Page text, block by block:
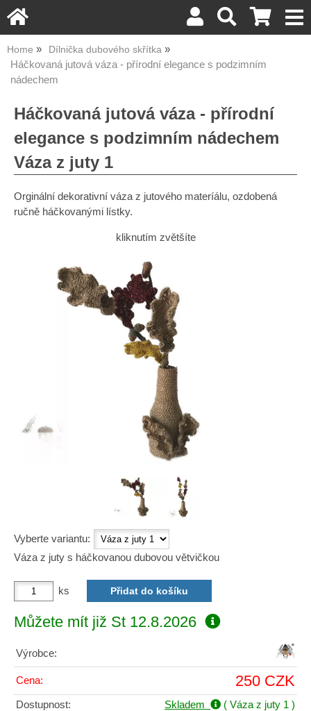
Home Dílnička dubového skřítka
Háčkovaná jutová váza - přírodní elegance s podzimním
nádechem
Háčkovaná jutová váza - přírodní
elegance s podzimním nádechem
Váza z juty 1
Orginální dekorativní váza z jutového materíálu, ozdobená
ručně háčkovanými lístky.
kliknutím zvětšíte
Vyberte variantu:
Váza z juty s háčkovanou dubovou větvičkou
ks
Můžete mít již St 12.8.2026
Výrobce:
Cena: 250 CZK
Dostupnost: Skladem
( Váza z juty 1 )